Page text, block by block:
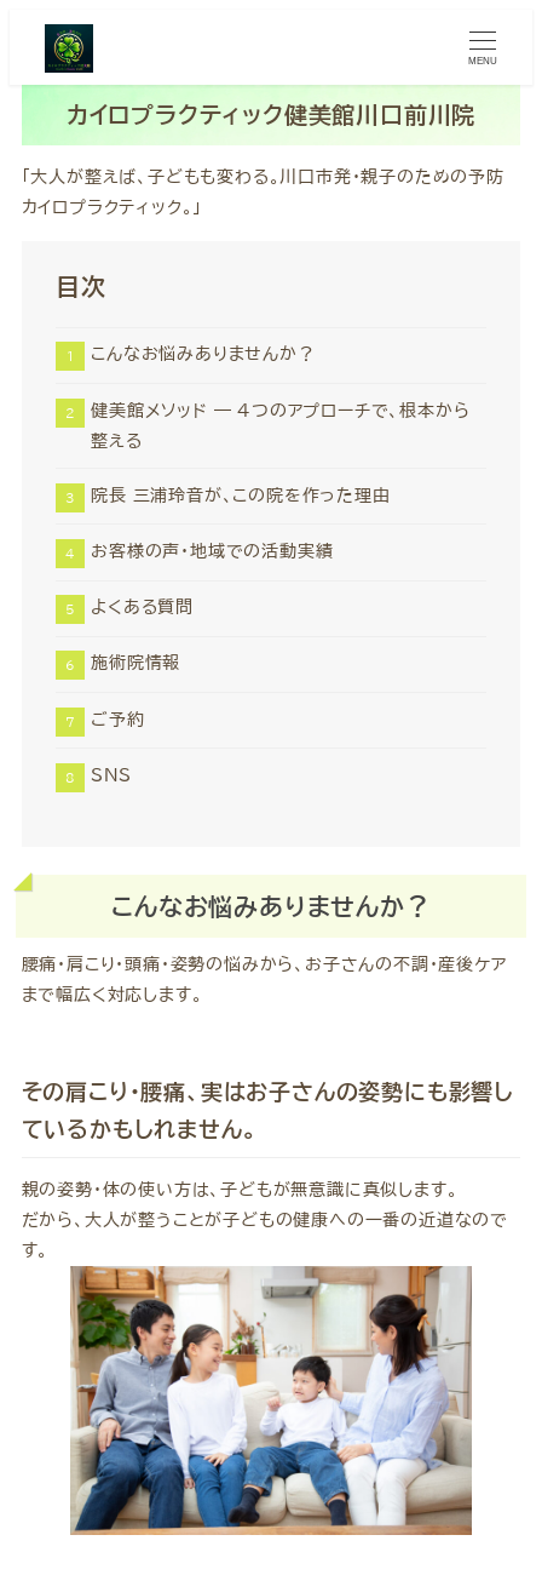
MENU
カイロプラクティック健美館川口前川院
「大人が整えば、子どもも変わる。川口市発・親子のための予防
カイロプラクティック。」
目次
こんなお悩みありませんか？
健美館メソッド ― 4つのアプローチで、根本から
整える
院長 三浦玲音が、この院を作った理由
お客様の声・地域での活動実績
よくある質問
施術院情報
ご予約
SNS
こんなお悩みありませんか？
腰痛・肩こり・頭痛・姿勢の悩みから、お子さんの不調・産後ケア
まで幅広く対応します。
その肩こり・腰痛、実はお子さんの姿勢にも影響し
ているかもしれません。
親の姿勢・体の使い方は、子どもが無意識に真似します。
だから、大人が整うことが子どもの健康への一番の近道なので
す。